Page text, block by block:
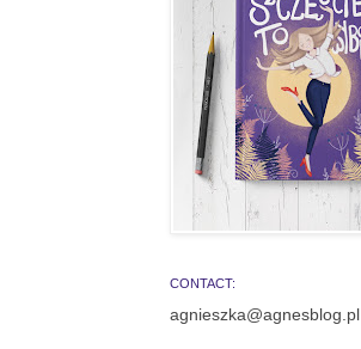
CONTACT:
agnieszka@agnesblog.pl